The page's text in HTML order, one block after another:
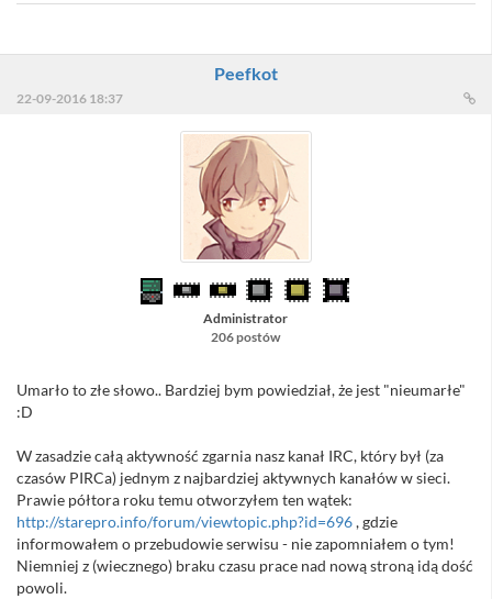
Peefkot
22-09-2016 18:37
Administrator
206 postów
Umarło to złe słowo.. Bardziej bym powiedział, że jest "nieumarłe"
:D
W zasadzie całą aktywność zgarnia nasz kanał IRC, który był (za
czasów PIRCa) jednym z najbardziej aktywnych kanałów w sieci.
Prawie półtora roku temu otworzyłem ten wątek:
http://starepro.info/forum/viewtopic.php?id=696, gdzie
informowałem o przebudowie serwisu - nie zapomniałem o tym!
Niemniej z (wiecznego) braku czasu prace nad nową stroną idą dość
powoli.